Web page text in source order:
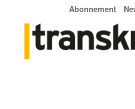
Abonnement